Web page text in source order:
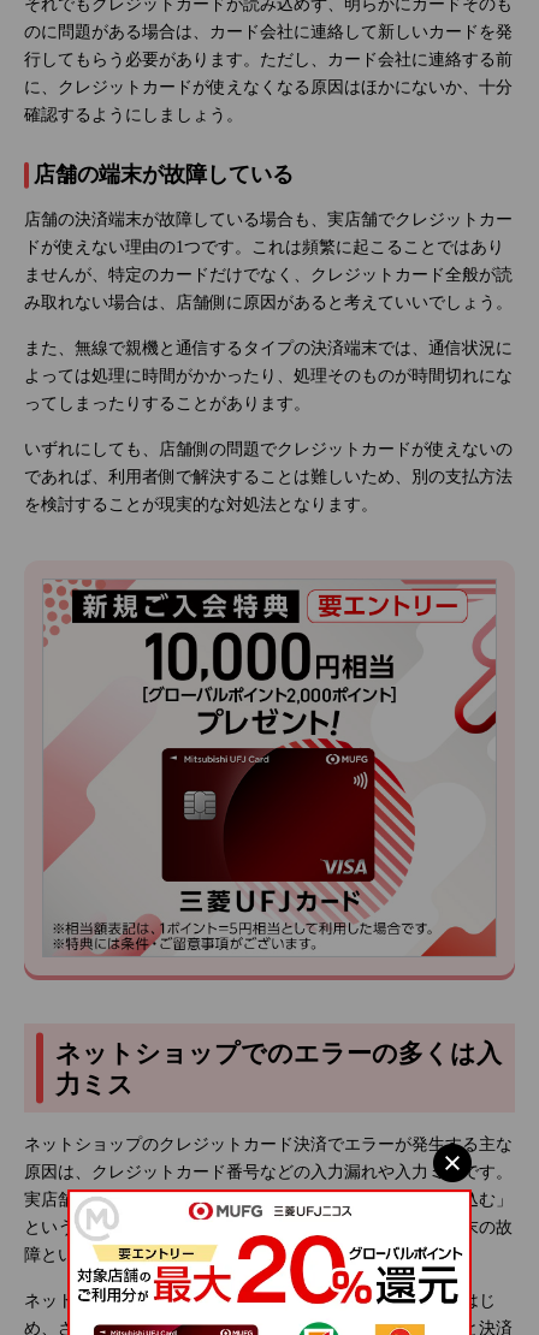
それでもクレジットカードが読み込めず、明らかにカードそのも
のに問題がある場合は、カード会社に連絡して新しいカードを発
行してもらう必要があります。ただし、カード会社に連絡する前
に、クレジットカードが使えなくなる原因はほかにないか、十分
確認するようにしましょう。
店舗の端末が故障している
店舗の決済端末が故障している場合も、実店舗でクレジットカー
ドが使えない理由の1つです。これは頻繁に起こることではあり
ませんが、特定のカードだけでなく、クレジットカード全般が読
み取れない場合は、店舗側に原因があると考えていいでしょう。
また、無線で親機と通信するタイプの決済端末では、通信状況に
よっては処理に時間がかかったり、処理そのものが時間切れにな
ってしまったりすることがあります。
いずれにしても、店舗側の問題でクレジットカードが使えないの
であれば、利用者側で解決することは難しいため、別の支払方法
を検討することが現実的な対処法となります。
ネットショップでのエラーの多くは入
力ミス
ネットショップのクレジットカード決済でエラーが発生する主な
原因は、クレジットカード番号などの入力漏れや入力ミスです。
実店舗と違い、ネットショップでは「カードを端末で読み込む」
という作業がないため、クレジットカードの汚れや決済端末の故
障といった、物理的なトラブルが起こることはありません。
ネットショップの購入画面では、クレジットカード番号をはじ
め、さまざまな情報を入力します。いずれも、入力しないと決済